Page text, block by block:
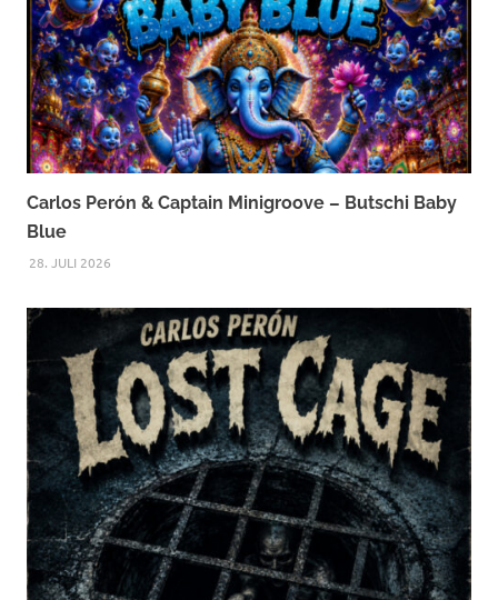
Carlos Perón & Captain Minigroove – Butschi Baby
Blue
28. JULI 2026